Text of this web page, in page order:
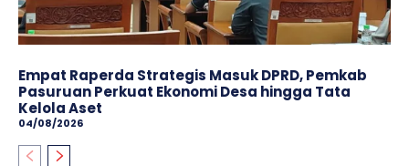
Empat Raperda Strategis Masuk DPRD, Pemkab
Pasuruan Perkuat Ekonomi Desa hingga Tata
Kelola Aset
04/08/2026